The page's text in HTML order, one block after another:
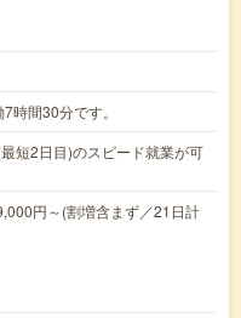
時間30分です。
短2日目)のスピード就業が可
円～(割増含まず／21日計